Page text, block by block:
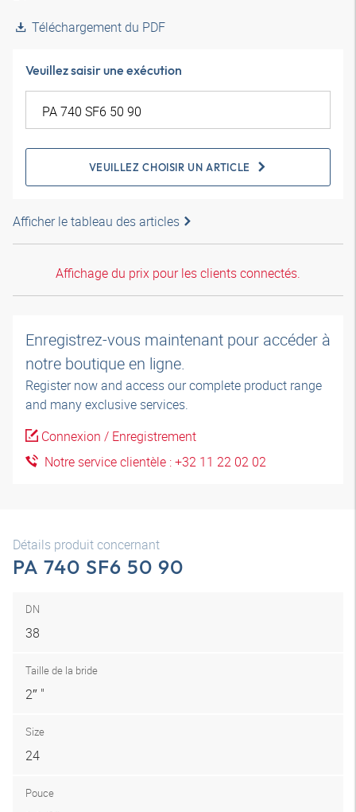
Téléchargement du PDF
Veuillez saisir une exécution
VEUILLEZ CHOISIR UN ARTICLE
Afficher le tableau des articles
Affichage du prix pour les clients connectés.
Enregistrez-vous maintenant pour accéder à
notre boutique en ligne.
Register now and access our complete product range
and many exclusive services.
Connexion / Enregistrement
Notre service clientèle : +32 11 22 02 02
Détails produit concernant
PA 740 SF6 50 90
DN
38
Taille de la bride
2″ "
Size
24
Pouce